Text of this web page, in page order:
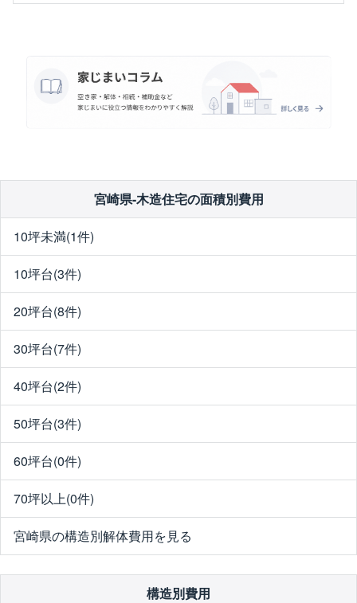
宮崎県-木造住宅の面積別費用
10坪未満(1件)
10坪台(3件)
20坪台(8件)
30坪台(7件)
40坪台(2件)
50坪台(3件)
60坪台(0件)
70坪以上(0件)
宮崎県の構造別解体費用を見る
構造別費用